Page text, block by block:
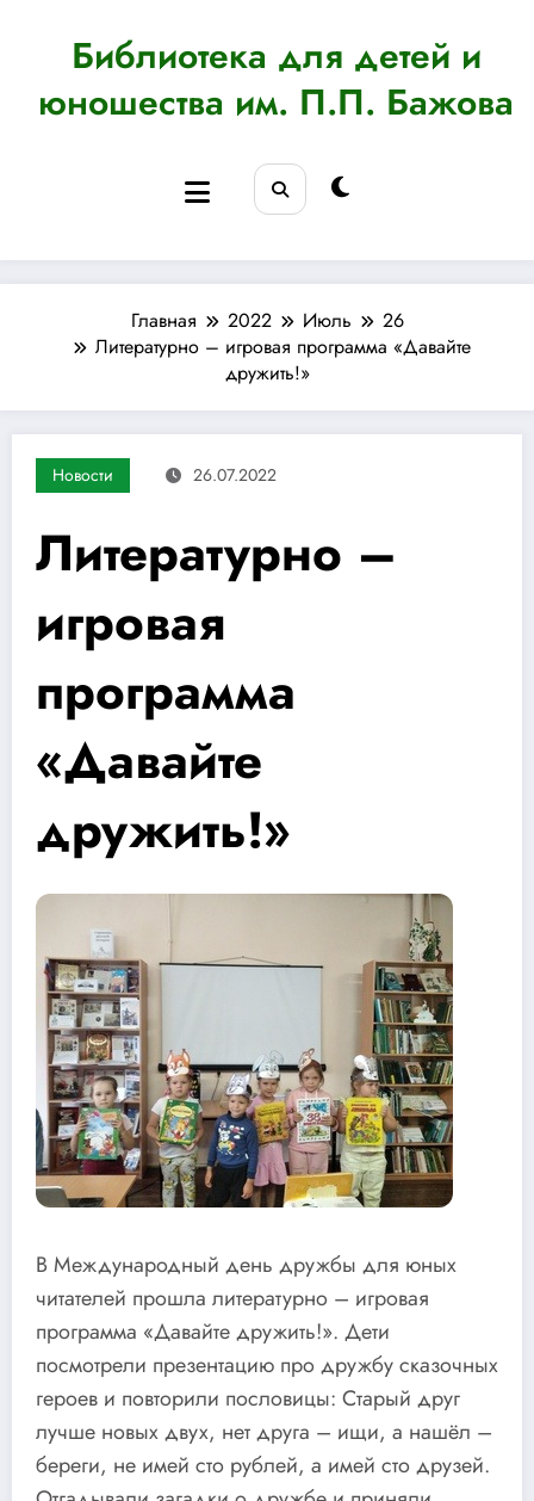
содержимомуБиблиотека для детей и
юношества им. П.П. Бажова
Главная 2022 Июль
26
Литературно – игровая программа «Давайте
дружить!»
Новости 26.07.2022
Литературно –
игровая
программа
«Давайте
дружить!»
В Международный день дружбы для юных
читателей прошла литературно – игровая
программа «Давайте дружить!». Дети
посмотрели презентацию про дружбу сказочных
героев и повторили пословицы: Старый друг
лучше новых двух, нет друга – ищи, а нашёл –
береги, не имей сто рублей, а имей сто друзей.